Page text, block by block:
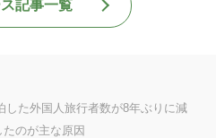
記事一覧
した外国人旅行者数が8年ぶりに減
のが主な原因